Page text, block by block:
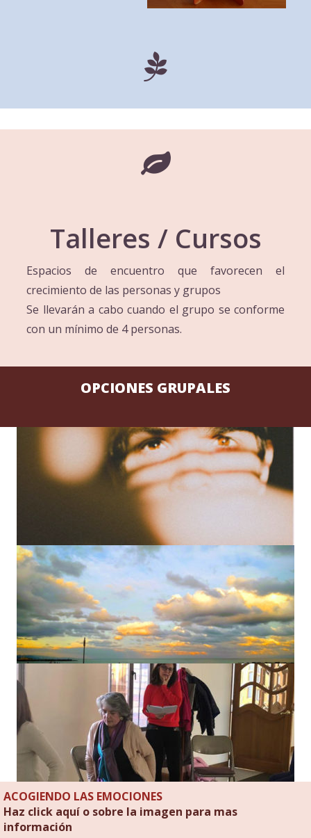
Talleres / Cursos
Espacios de encuentro que favorecen el
crecimiento de las personas y grupos
Se llevarán a cabo cuando el grupo se conforme
con un mínimo de 4 personas.
OPCIONES GRUPALES
ACOGIENDO LAS EMOCIONES
Haz click aquí o sobre la imagen para mas
información